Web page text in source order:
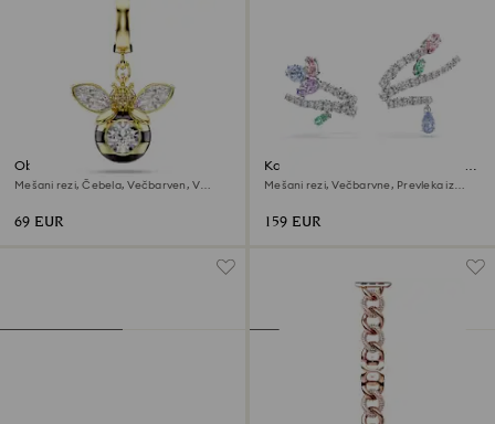
Obesek Idyllia
Mešani rezi, Čebela, Večbarven, V
69 EUR
Komplet ušesnih manšet Ariana
Grande x Swarovski
Mešani rezi, Večbarvne, Prevleka iz
159 EUR